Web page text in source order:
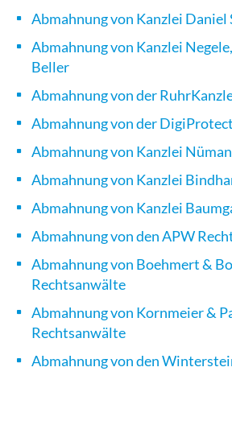
Abmahnung von Kanzlei Daniel
Abmahnung von Kanzlei
Beller
Abmahnung von der
Abmahnung von der
Abmahnung von Kanzlei
Abmahnung von Kanzlei
Abmahnung von Kanzlei
Abmahnung von den APW
Abmahnung von Boehmert &
Rechtsanwälte
Abmahnung von Kornmeier &
Rechtsanwälte
Abmahnung von den